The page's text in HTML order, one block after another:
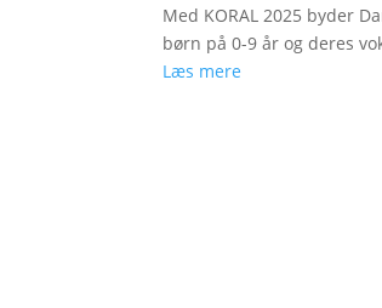
Med KORAL 2025 byder
børn på 0-9 år og deres
Læs mere